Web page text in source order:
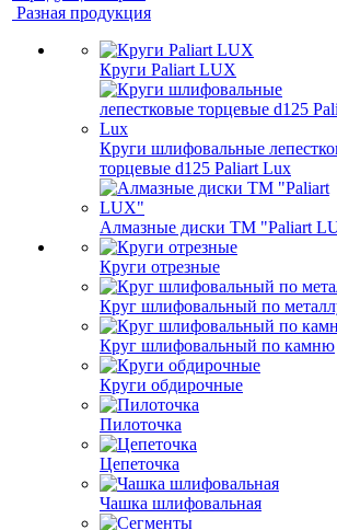
Разная продукция
Круги Paliart LUX
Круги шлифовальные
торцевые d125 Paliart Lux
Алмазные диски ТМ "Paliart
Круги отрезные
Круг шлифовальный по
Круг шлифовальный по камню
Круги обдирочные
Пилоточка
Цепеточка
Чашка шлифовальная